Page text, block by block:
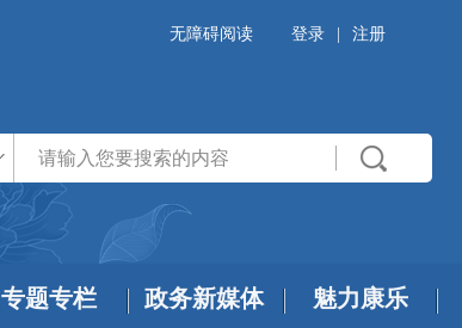
无障碍阅读 登录 注册
专题专栏 政务新媒体 魅力康乐